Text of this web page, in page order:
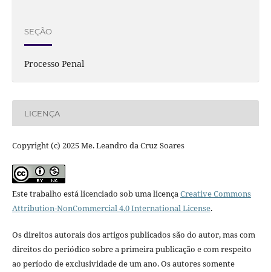
SEÇÃO
Processo Penal
LICENÇA
Copyright (c) 2025 Me. Leandro da Cruz Soares
Este trabalho está licenciado sob uma licençaCreative Commons
Attribution-NonCommercial 4.0 International License.
Os direitos autorais dos artigos publicados são do autor, mas com
direitos do periódico sobre a primeira publicação e com respeito
ao período de exclusividade de um ano. Os autores somente